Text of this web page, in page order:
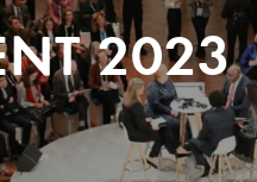
2023